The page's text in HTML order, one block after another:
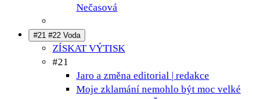
Nečasová
#21 #22 Voda
ZÍSKAT VÝTISK
#21
Jaro a změna editorial | redakce
Moje zklamání nemohlo být moc velké